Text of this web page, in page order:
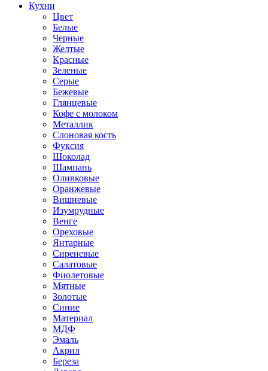
Кухни
Цвет
Белые
Черные
Желтые
Красные
Зеленые
Серые
Бежевые
Глянцевые
Кофе с молоком
Металлик
Слоновая кость
Фуксия
Шоколад
Шампань
Оливковые
Оранжевые
Вишневые
Изумрудные
Венге
Ореховые
Янтарные
Сиреневые
Салатовые
Фиолетовые
Мятные
Золотые
Синие
Материал
МДФ
Эмаль
Акрил
Береза